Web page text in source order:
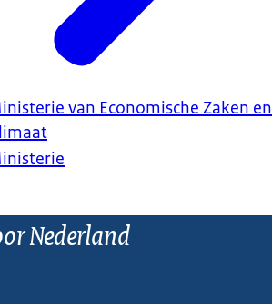
van Economische Zaken en
Nederland